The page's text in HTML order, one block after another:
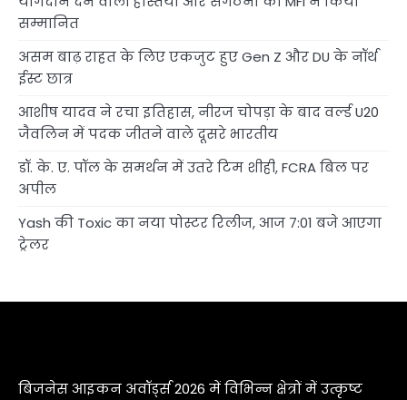
सम्मानित
असम बाढ़ राहत के लिए एकजुट हुए Gen Z और DU के नॉर्थ
ईस्ट छात्र
आशीष यादव ने रचा इतिहास, नीरज चोपड़ा के बाद वर्ल्ड U20
जैवलिन में पदक जीतने वाले दूसरे भारतीय
डॉ. के. ए. पॉल के समर्थन में उतरे टिम शीही, FCRA बिल पर
अपील
Yash की Toxic का नया पोस्टर रिलीज, आज 7:01 बजे आएगा
ट्रेलर
बिजनेस आइकन अवॉर्ड्स 2026 में विभिन्न क्षेत्रों में उत्कृष्ट